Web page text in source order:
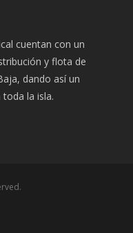
cuentan con un
y flota de
dando así un
toda la isla.